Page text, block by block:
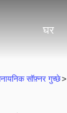
घर
सॉफ़्नर गुच्छे>